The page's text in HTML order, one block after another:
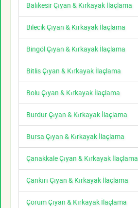
Balıkesir Çıyan & Kırkayak İlaçlama
Bilecik Çıyan & Kırkayak İlaçlama
Bingöl Çıyan & Kırkayak İlaçlama
Bitlis Çıyan & Kırkayak İlaçlama
Bolu Çıyan & Kırkayak İlaçlama
Burdur Çıyan & Kırkayak İlaçlama
Bursa Çıyan & Kırkayak İlaçlama
Çanakkale Çıyan & Kırkayak İlaçlama
Çankırı Çıyan & Kırkayak İlaçlama
Çorum Çıyan & Kırkayak İlaçlama